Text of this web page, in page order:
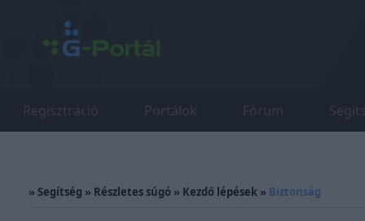
Regisztráció Portálok Fórum
» Segítség » Részletes súgó » Kezdő lépések » Biztonság